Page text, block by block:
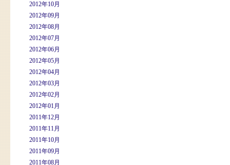
2012年10月
2012年09月
2012年08月
2012年07月
2012年06月
2012年05月
2012年04月
2012年03月
2012年02月
2012年01月
2011年12月
2011年11月
2011年10月
2011年09月
2011年08月